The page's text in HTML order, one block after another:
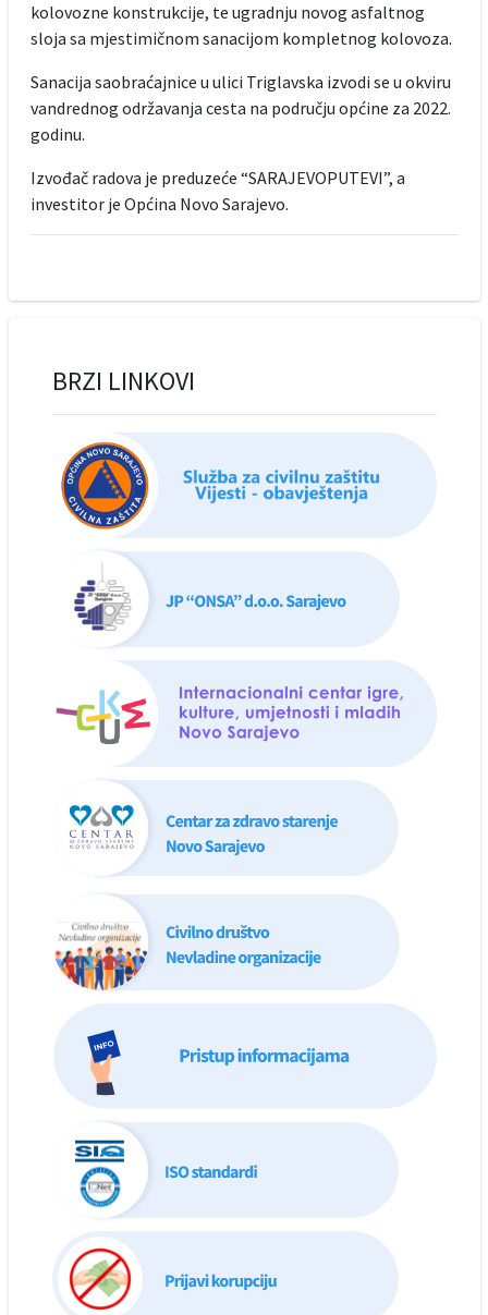
kolovozne konstrukcije, te ugradnju novog asfaltnog
sloja sa mjestimičnom sanacijom kompletnog kolovoza.
Sanacija saobraćajnice u ulici Triglavska izvodi se u okviru
vandrednog održavanja cesta na području općine za 2022.
godinu.
Izvođač radova je preduzeće “SARAJEVOPUTEVI”, a
investitor je Općina Novo Sarajevo.
BRZI LINKOVI